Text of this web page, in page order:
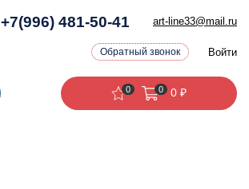
+7(996) 481-50-41 art-line33@mail.ru
Обратный звонок Войти
0 0 0 ₽